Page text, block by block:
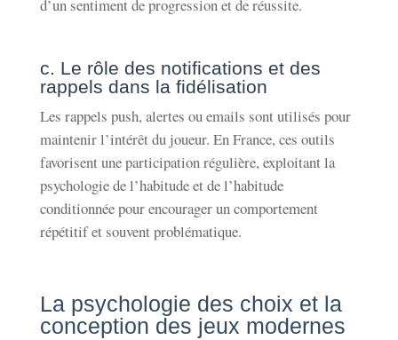
d’un sentiment de progression et de réussite.
c. Le rôle des notifications et des
rappels dans la fidélisation
Les rappels push, alertes ou emails sont utilisés pour
maintenir l’intérêt du joueur. En France, ces outils
favorisent une participation régulière, exploitant la
psychologie de l’habitude et de l’habitude
conditionnée pour encourager un comportement
répétitif et souvent problématique.
La psychologie des choix et la
conception des jeux modernes